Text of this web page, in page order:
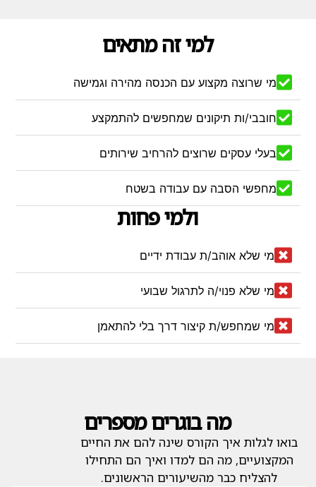
ולמי פחות
מי שלא אוהב/ת עבודת ידיים
מי שלא פנוי/ה לתרגול שבועי
מי שמחפש/ת קיצור דרך בלי להתאמן
למי זה מתאים
מי שרוצה מקצוע עם הכנסה מהירה וגמישה
חובבי/ות תיקונים שמחפשים להתמקצע
בעלי עסקים שרוצים להרחיב שירותים
מחפשי הסבה עם עבודה בשטח
מה בוגרים מספרים
בואו לגלות איך הקורס שינה להם את החיים
המקצועיים, מה הם למדו ואיך הם התחילו
להצליח כבר מהשיעורים הראשונים.